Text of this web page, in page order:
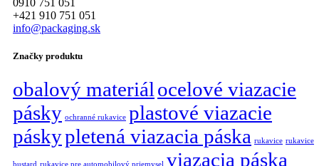
+421 910 751 051
info@packaging.sk
Značky produktu
obalový materiál ocelové viazacie
pásky ochranné rukavice plastové viazacie
páskypletená viazacia páska rukavice rukavice
bustard rukavice pre automobilový priemysel viazacia páska